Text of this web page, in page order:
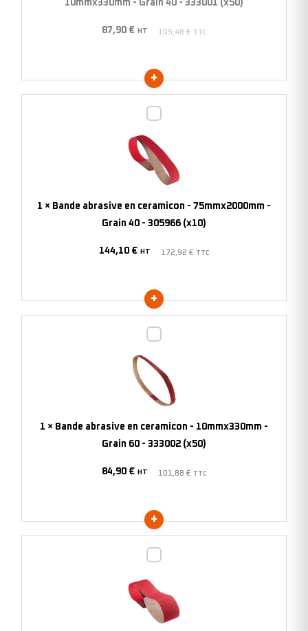
40
(x50)
10mmx330mm - Grain 40 - 333001 (x50)
87,90 € HT 105,48 €
en
ceramicon
40
(x10)
1 × Bande abrasive en ceramicon - 75mmx2000mm -
Grain 40 - 305966 (x10)
144,10 € HT 172,92 €
en
ceramicon
60
(x50)
1 × Bande abrasive en ceramicon - 10mmx330mm -
Grain 60 - 333002 (x50)
84,90 € HT 101,88 €
en
ceramicon